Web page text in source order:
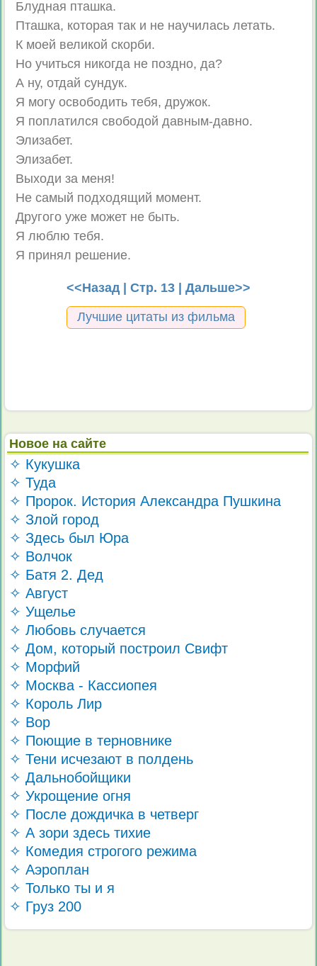
Блудная пташка.
Пташка, которая так и не научилась летать.
К моей великой скорби.
Но учиться никогда не поздно, да?
А ну, отдай сундук.
Я могу освободить тебя, дружок.
Я поплатился свободой давным-давно.
Элизабет.
Элизабет.
Выходи за меня!
Не самый подходящий момент.
Другого уже может не быть.
Я люблю тебя.
Я принял решение.
<<Назад | Стр. 13 | Дальше>>
Лучшие цитаты из фильма
Новое на сайте
✧ Кукушка
✧ Туда
✧ Пророк. История Александра Пушкина
✧ Злой город
✧ Здесь был Юра
✧ Волчок
✧ Батя 2. Дед
✧ Август
✧ Ущелье
✧ Любовь случается
✧ Дом, который построил Свифт
✧ Морфий
✧ Москва - Кассиопея
✧ Король Лир
✧ Вор
✧ Поющие в терновнике
✧ Тени исчезают в полдень
✧ Дальнобойщики
✧ Укрощение огня
✧ После дождичка в четверг
✧ А зори здесь тихие
✧ Комедия строгого режима
✧ Аэроплан
✧ Только ты и я
✧ Груз 200